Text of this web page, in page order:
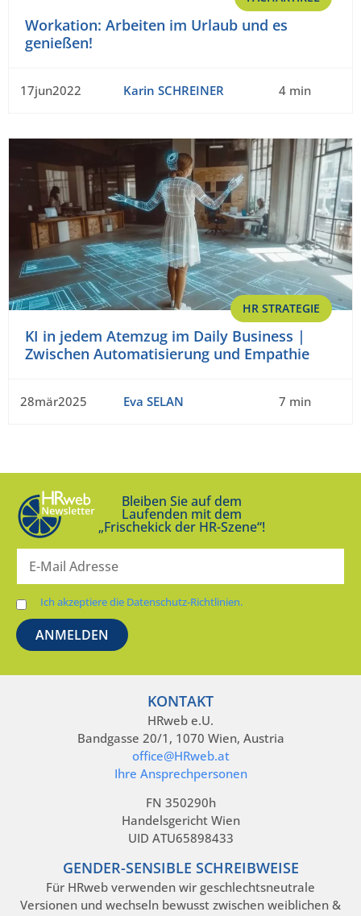
Workation: Arbeiten im Urlaub und es
genießen!
17jun2022 Karin SCHREINER 4 min
HR STRATEGIE
KI in jedem Atemzug im Daily Business |
Zwischen Automatisierung und Empathie
28mär2025 Eva SELAN 7 min
Bleiben Sie auf dem
Laufenden mit dem
„Frischekick der HR-Szene“!
Ich akzeptiere die Datenschutz-Richtlinien.
KONTAKT
HRweb e.U.
Bandgasse 20/1, 1070 Wien, Austria
office@HRweb.at
Ihre Ansprechpersonen
FN 350290h
Handelsgericht Wien
UID ATU65898433
GENDER-SENSIBLE SCHREIBWEISE
Für HRweb verwenden wir geschlechtsneutrale
Versionen und wechseln bewusst zwischen weiblichen &